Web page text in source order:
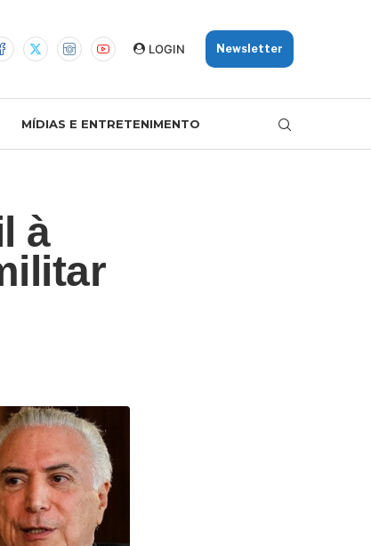
LOGIN Newsletter
MÍDIAS E ENTRETENIMENTO
à